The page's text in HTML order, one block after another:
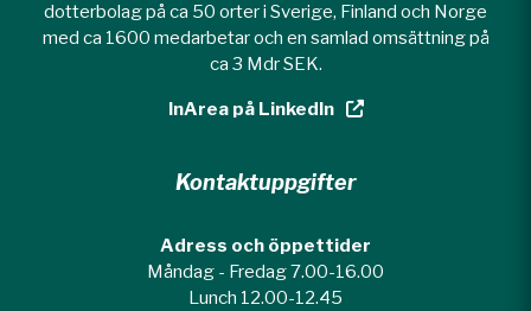
dotterbolag på ca 50 orter i Sverige, Finland och Norge
med ca 1600 medarbetar och en samlad omsättning på
ca 3 Mdr SEK.
InArea på LinkedIn
Kontaktuppgifter
Adress och öppettider
Måndag - Fredag 7.00-16.00
Lunch 12.00-12.45